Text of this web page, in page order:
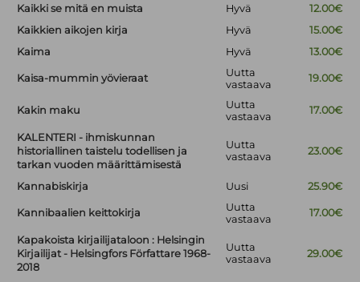
Kaikki se mitä en muista Hyvä
12.00€
Kaikkien aikojen kirja
Hyvä
15.00€
Kaima
Hyvä 13.00€
Kaisa-mummin yövieraat
Uutta
vastaava
19.00€
Kakin maku
Uutta
vastaava
17.00€
KALENTERI - ihmiskunnan
historiallinen taistelu todellisen ja
tarkan vuoden määrittämisestä
Uutta
vastaava
23.00€
Kannabiskirja Uusi 25.90€
Kannibaalien keittokirja
Uutta
vastaava
17.00€
Kapakoista kirjailijataloon : Helsingin
Kirjailijat - Helsingfors Författare 1968-
2018
Uutta
vastaava
29.00€